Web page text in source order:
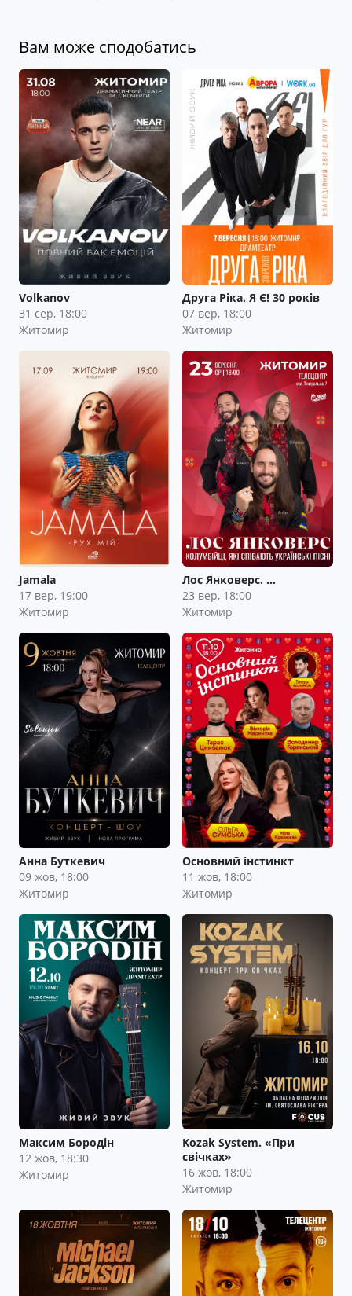
Вам може сподобатись
Volkanov
31 сер, 18:00
Житомир
Друга Ріка. Я Є! 30 років
07 вер, 18:00
Житомир
Jamala
17 вер, 19:00
Житомир
Лос Янковерс. …
23 вер, 18:00
Житомир
Анна Буткевич
09 жов, 18:00
Житомир
Основний інстинкт
11 жов, 18:00
Житомир
Максим Бородін
12 жов, 18:30
Житомир
Kozak System. «При
свічках»
16 жов, 18:00
Житомир